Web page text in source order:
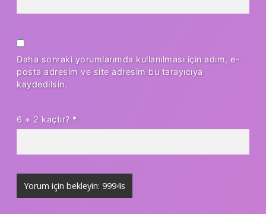
Daha sonraki yorumlarımda kullanılması için adım, e-
posta adresim ve site adresim bu tarayıcıya
kaydedilsin.
6 + 2 kaçtır? *